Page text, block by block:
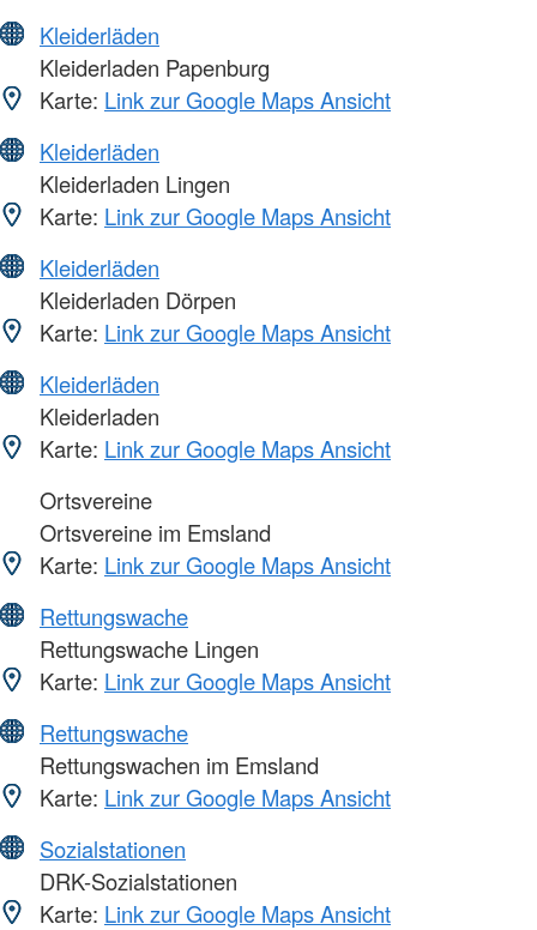
Kleiderläden
Kleiderladen Papenburg
Karte: Link zur Google Maps Ansicht
Kleiderläden
Kleiderladen Lingen
Karte: Link zur Google Maps Ansicht
Kleiderläden
Kleiderladen Dörpen
Karte: Link zur Google Maps Ansicht
Kleiderläden
Kleiderladen
Karte: Link zur Google Maps Ansicht
Ortsvereine
Ortsvereine im Emsland
Karte: Link zur Google Maps Ansicht
Rettungswache
Rettungswache Lingen
Karte: Link zur Google Maps Ansicht
Rettungswache
Rettungswachen im Emsland
Karte: Link zur Google Maps Ansicht
Sozialstationen
DRK-Sozialstationen
Karte: Link zur Google Maps Ansicht